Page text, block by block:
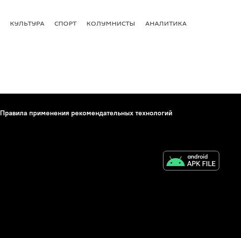
КУЛЬТУРА СПОРТ КОЛУМНИСТЫ АНАЛИТИКА
Правила применения рекомендательных технологий